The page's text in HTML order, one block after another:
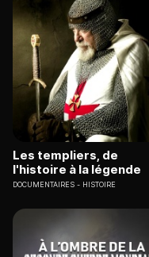
Les templiers, de
l'histoire à la légende
DOCUMENTAIRES HISTOIRE